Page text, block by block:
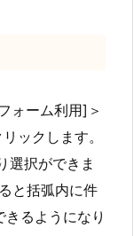
ォーム利用]＞
ックします。
選択ができま
と括弧内に件
るようになり